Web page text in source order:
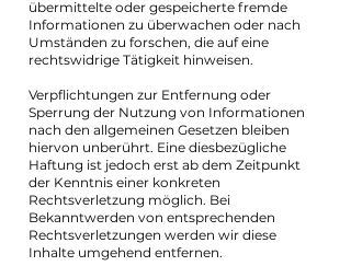
übermittelte oder gespeicherte fremde
Informationen zu überwachen oder nach
Umständen zu forschen, die auf eine
rechtswidrige Tätigkeit hinweisen.
Verpflichtungen zur Entfernung oder
Sperrung der Nutzung von Informationen
nach den allgemeinen Gesetzen bleiben
hiervon unberührt. Eine diesbezügliche
Haftung ist jedoch erst ab dem Zeitpunkt
der Kenntnis einer konkreten
Rechtsverletzung möglich. Bei
Bekanntwerden von entsprechenden
Rechtsverletzungen werden wir diese
Inhalte umgehend entfernen.